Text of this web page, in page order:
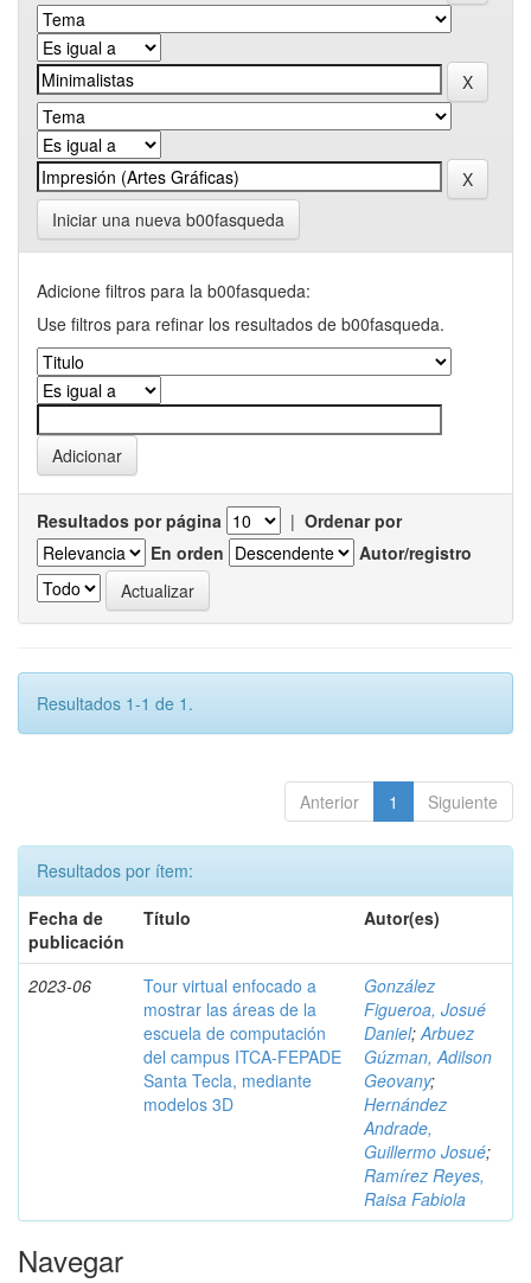
Iniciar una nueva b00fasqueda
Adicione filtros para la b00fasqueda:
Use filtros para refinar los resultados de b00fasqueda.
Resultados por página | Ordenar por
En orden
Autor/registro
Resultados 1-1 de 1.
Anterior 1 Siguiente
Resultados por ítem:
Fecha de
publicación
Título Autor(es)
2023-06
Tour virtual enfocado a
mostrar las áreas de la
escuela de computación
del campus ITCA-FEPADE
Santa Tecla, mediante
modelos 3D
González
Figueroa, Josué
Daniel;Arbuez
Gúzman, Adilson
Geovany;
Hernández
Andrade,
Guillermo Josué;
Ramírez Reyes,
Raisa Fabiola
Navegar